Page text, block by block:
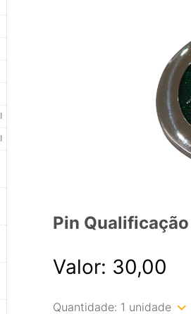
Pin
Valor: 30,00
Quantidade: 1 unidade